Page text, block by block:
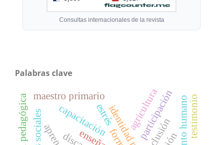
Consultas internacionales de la revista
Palabras clave
inclusión
capacitación
estrés
maestro primario agricultura
participacióntalento humanotestimonio